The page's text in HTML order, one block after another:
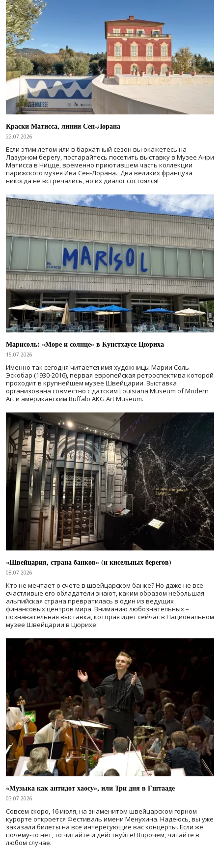
Краски Матисса, линии Сен-Лорана
22.07.2026
Если этим летом или в бархатный сезон вы окажетесь на
Лазурном берегу, постарайтесь посетить выставку в Музее Анри
Матисса в Ницце, временно приютившем часть коллекции
парижского музея Ива Сен-Лорана. Два великих француза
никогда не встречались, но их диалог состоялся!
Марисоль: «Море и солнце» в Кунстхаусе Цюриха
15.07.2026
Именно так сегодня читается имя художницы Марии Соль
Эскобар (1930-2016), первая европейская ретроспектива которой
проходит в крупнейшем музее Швейцарии. Выставка
организована совместно с датским Louisiana Museum of Modern
Art и американским Buffalo AKG Art Museum.
«Швейцария, страна банков» (и кисельных берегов)
08.07.2026
Кто не мечтает о счете в швейцарском банке? Но даже не все
счастливые его обладатели знают, каким образом небольшая
альпийская страна превратилась в один из ведущих
финансовых центров мира. Вниманию любознательных –
познавательная выставка, которая идет сейчас в Национальном
музее Швейцарии в Цюрихе.
«Музыка как антидот хаосу», или Три дня в Гштааде
03.07.2026
Совсем скоро, 16 июля, на знаменитом швейцарском горном
курорте откроется Фестиваль имени Менухина. Надеюсь, вы уже
заказали билеты на все интересующие вас концерты. Если же
почему-то нет, то читайте и действуйте! Впрочем, читайте в
любом случае.